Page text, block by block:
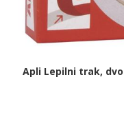
Apli Lepilni trak,